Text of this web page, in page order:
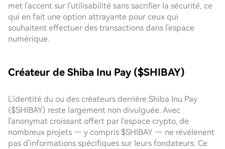
met l'accent sur l'utilisabilité sans sacrifier la sécurité, ce
qui en fait une option attrayante pour ceux qui
souhaitent effectuer des transactions dans l'espace
numérique.
Créateur de Shiba Inu Pay ($SHIBAY)
L'identité du ou des créateurs derrière Shiba Inu Pay
($SHIBAY) reste largement non divulguée. Avec
l'anonymat croissant offert par l'espace crypto, de
nombreux projets — y compris $SHIBAY — ne révélenent
pas d'informations spécifiques sur leurs fondateurs. Ce